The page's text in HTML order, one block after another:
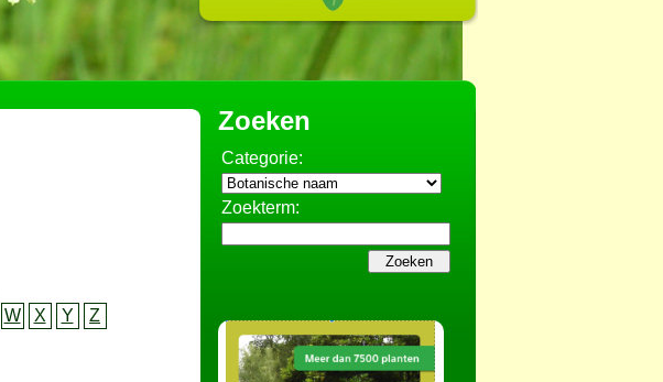
W X Y
Z
Zoeken
Categorie:
Zoekterm: